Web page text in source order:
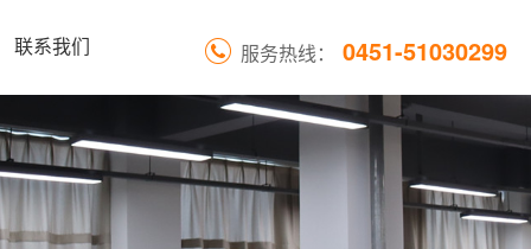
服务热线： 0451-51030299
联系我们